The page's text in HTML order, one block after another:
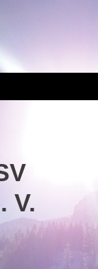
V.